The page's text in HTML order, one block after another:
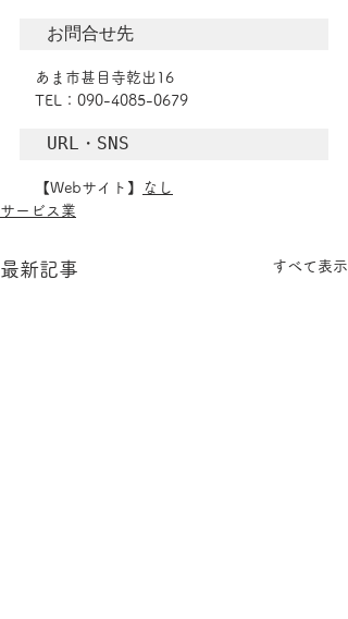
お問合せ先
あま市甚目寺乾出16
TEL：090-4085-0679
URL・SNS
【Webサイト】
なし
サービス業
最新記事 すべて表示